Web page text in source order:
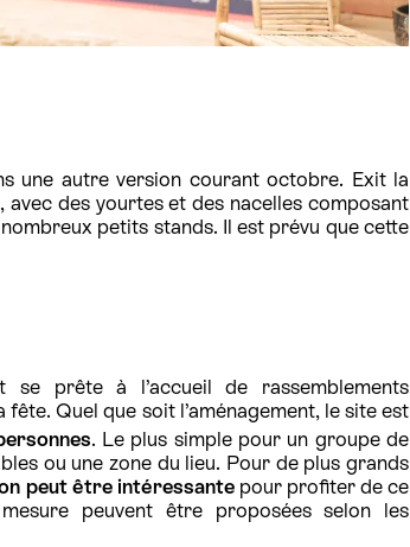
une autre version courant octobre. Exit la
avec des yourtes et des nacelles composant
petits stands. Il est prévu que cette
se prête à l’accueil de rassemblements
Quel que soit l’aménagement, le site est
. Le plus simple pour un groupe de
ou une zone du lieu. Pour de plus grands
peut être intéressantepour profiter de ce
peuvent être proposées selon les